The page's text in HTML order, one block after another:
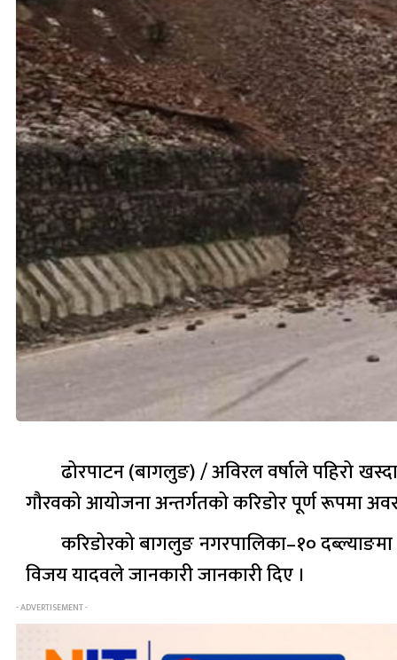
ढोरपाटन (बागलुङ) / अविरल वर्षाले पहिरो
गौरवको आयोजना अन्तर्गतको करिडोर पूर्ण रूपमा
करिडोरको बागलुङ नगरपालिका–१० दब्ल्याङमा
विजय यादवले जानकारी जानकारी दिए ।
- ADVERTISEMENT -